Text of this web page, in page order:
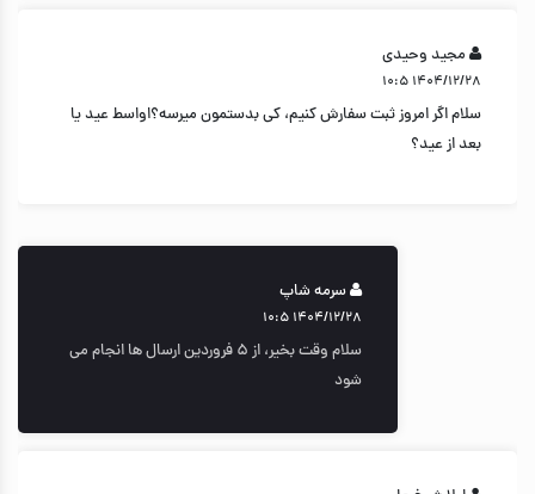
مجید وحیدی
۱۴۰۴/۱۲/۲۸ ۱۰:۵
سلام اگر امروز ثبت سفارش کنیم، کی بدستمون میرسه؟اواسط عید یا
بعد از عید؟
سرمه شاپ
۱۴۰۴/۱۲/۲۸ ۱۰:۵
سلام وقت بخیر، از ۵ فروردین ارسال ها انجام می
شود